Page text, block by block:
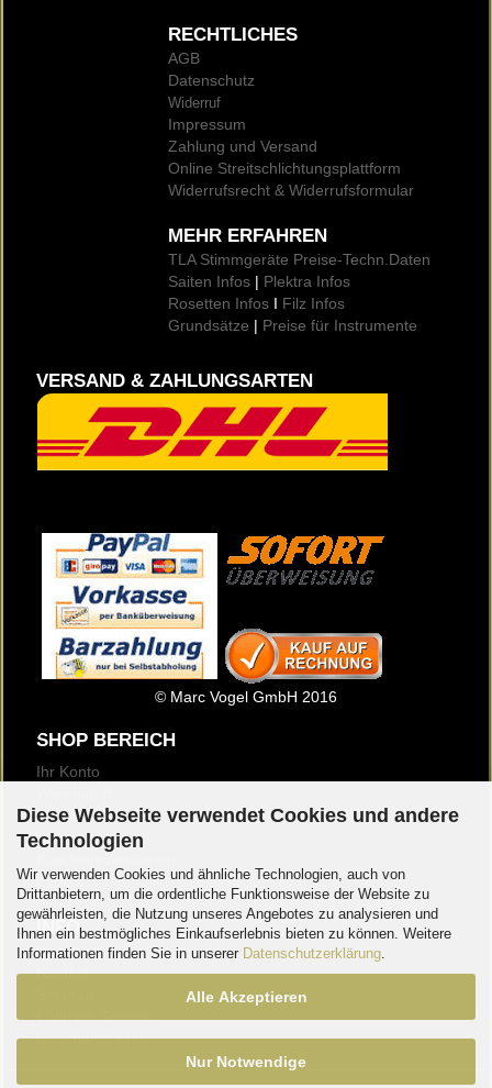
Diese Webseite verwendet Cookies und andere
Technologien
Wir verwenden Cookies und ähnliche Technologien, auch von
Drittanbietern, um die ordentliche Funktionsweise der Website zu
gewährleisten, die Nutzung unseres Angebotes zu analysieren und
Ihnen ein bestmögliches Einkaufserlebnis bieten zu können. Weitere
Informationen finden Sie in unserer Datenschutzerklärung
Alle Akzeptieren
Nur Notwendige
RECHTLICHES
AGB
Datenschutz
Widerruf
Impressum
Zahlung und Versand
Online Streitschlichtungsplattform
Widerrufsrecht & Widerrufsformular
MEHR ERFAHREN
TLA Stimmgeräte Preise-Techn.Daten
Saiten Infos | Plektra Infos
Rosetten Infos I Filz Infos
Grundsätze | Preise für Instrumente
VERSAND & ZAHLUNGSARTEN
© Marc Vogel GmbH 2016
SHOP BEREICH
Ihr Konto
Merkzettel
Newsletter
Logout
INFO
Über Uns
Kontakt
Callback Service
Geschäftszeiten